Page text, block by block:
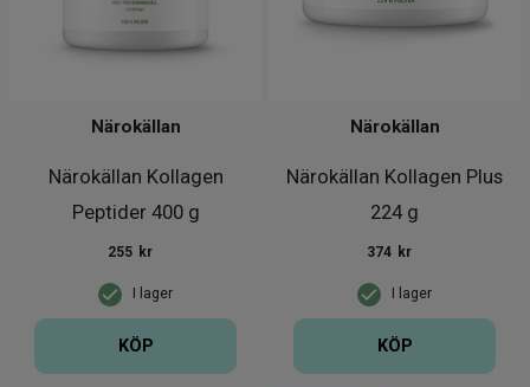
Närokällan Kollagen
Peptider 400 g
Närokällan
I lager
255 kr
KÖP
Närokällan Kollagen Plus
224 g
Närokällan
I lager
374 kr
KÖP